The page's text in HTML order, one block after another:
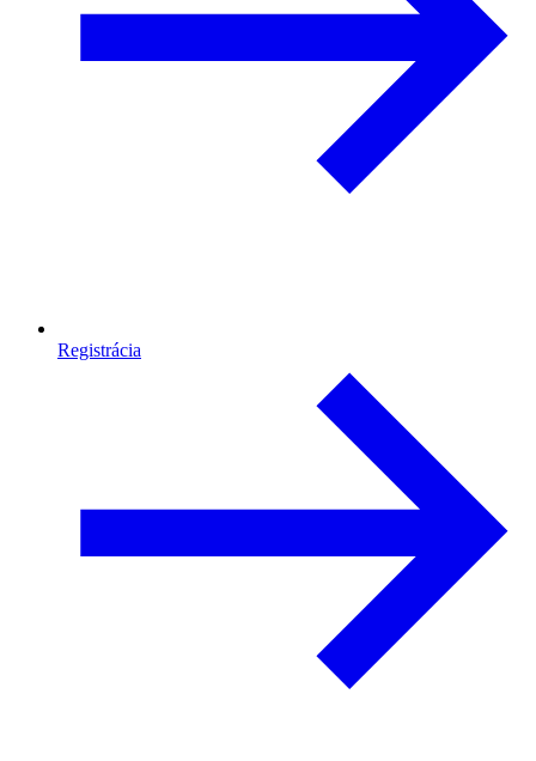
Registrácia